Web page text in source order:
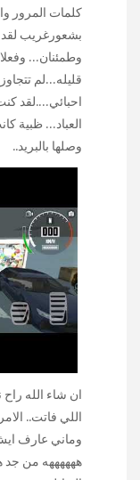
كلمات المرور
بشعورغريب
وطمئنان…
قليله…لم
احبائي….لقد
العباد… ظبية
وصلها بالبريد..
ان شاء الله
اللي فاتت..
وماني عارف ايش
ههههههه من جد